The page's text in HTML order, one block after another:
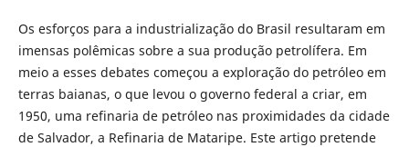
Os esforços para a industrialização do Brasil resultaram em
imensas polêmicas sobre a sua produção petrolífera. Em
meio a esses debates começou a exploração do petróleo em
terras baianas, o que levou o governo federal a criar, em
1950, uma refinaria de petróleo nas proximidades da cidade
de Salvador, a Refinaria de Mataripe. Este artigo pretende